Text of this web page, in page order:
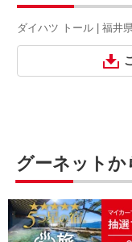
ダイハツ トール | 福井
グーネット